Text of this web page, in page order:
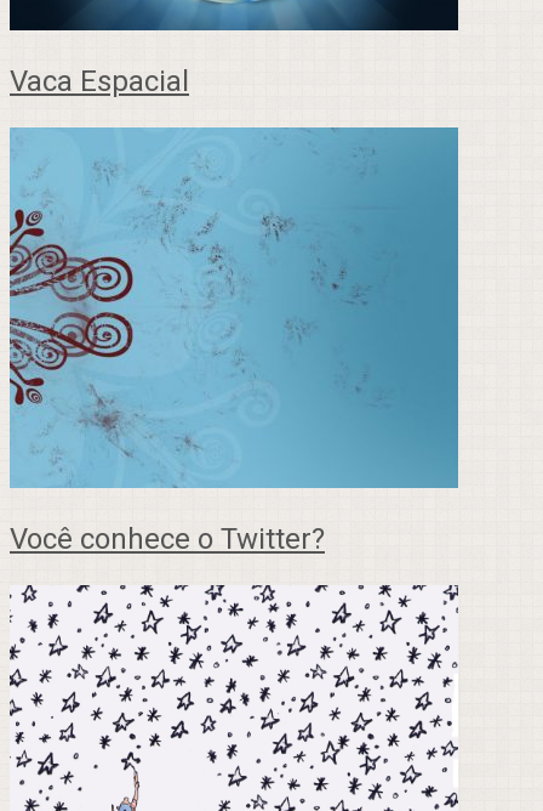
Vaca Espacial
Você conhece o Twitter?